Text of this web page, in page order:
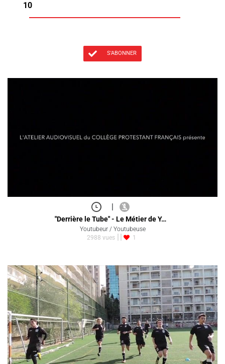
10
S'ABONNER
|
"Derrière le Tube" - Le Métier de Y…
Youtubeur / Youtubeuse
2988 vues
1